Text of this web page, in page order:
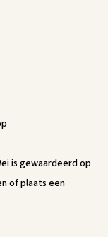
is gewaardeerd op
ofplaats een